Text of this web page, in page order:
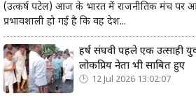
(उत्कर्ष पटेल) आज के भारत में राजनीतिक मंच पर
प्रभावशाली हो गई है कि वह देश...
हर्ष संघवी पहले एक उत्साही
लोकप्रिय नेता भी साबित हुए
12 Jul 2026 13:02:07